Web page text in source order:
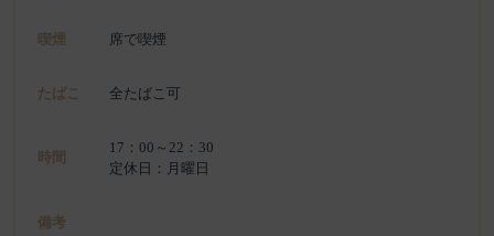
喫煙 席で喫煙
たばこ 全たばこ可
時間
17：00～22：30
定休日：月曜日
備考